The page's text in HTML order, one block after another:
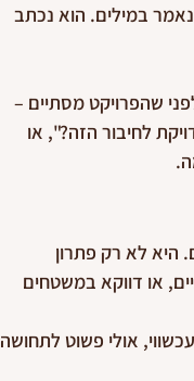
במילים. הוא נכתב
שהפרויקט מסתיים –
לחיבור הזה?", או
היא לא רק פתרון
או דווקא במשטחים
אולי פשוט לתחושה